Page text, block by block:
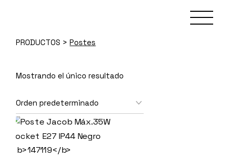
PRODUCTOS >Postes
Mostrando el único resultado